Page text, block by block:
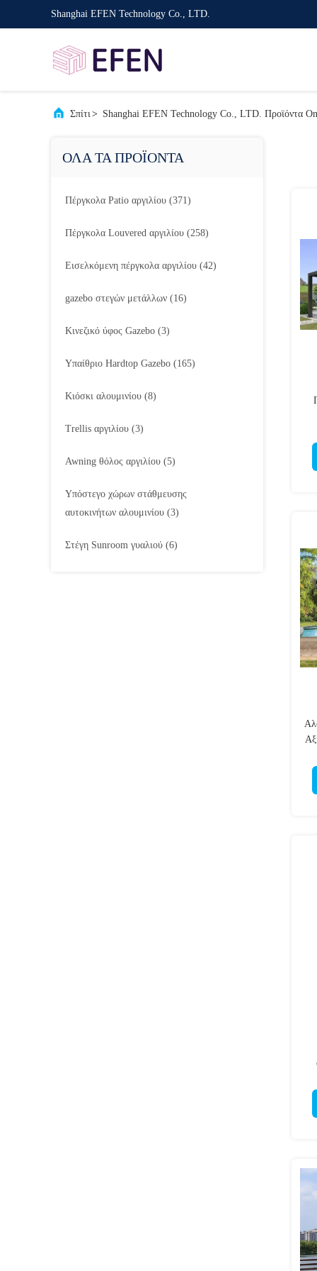
Shanghai EFEN Technology Co., LTD.
Σπίτι> Shanghai EFEN Technology Co., LTD. Προϊόντα
ΟΛΑ ΤΑ ΠΡΟΪΟΝΤΑ
Πέργκολα Patio αργιλίου (371)
Πέργκολα Louvered αργιλίου (258)
Εισελκόμενη πέργκολα αργιλίου (42)
gazebo στεγών μετάλλων (16)
Κινεζικό ύφος Gazebo (3)
Υπαίθριο Hardtop Gazebo (165)
Κιόσκι αλουμινίου (8)
Trellis αργιλίου (3)
Awning θόλος αργιλίου (5)
Υπόστεγο χώρων στάθμευσης
αυτοκινήτων αλουμινίου (3)
Στέγη Sunroom γυαλιού (6)